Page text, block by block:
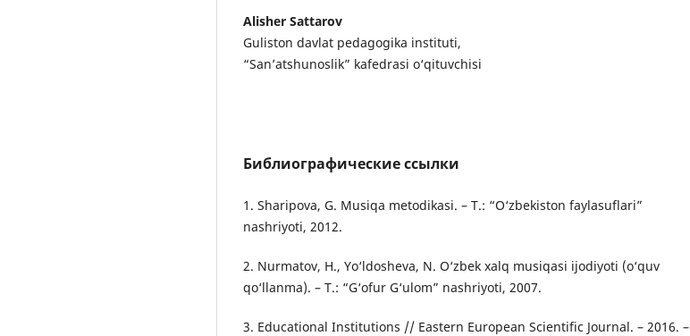
Alisher Sattarov
Guliston davlat pedagogika instituti,
“San’atshunoslik” kafedrasi o‘qituvchisi
Библиографические ссылки
1. Sharipova, G. Musiqa metodikasi. – T.: “O‘zbekiston faylasuflari”
nashriyoti, 2012.
2. Nurmatov, H., Yo‘ldosheva, N. O‘zbek xalq musiqasi ijodiyoti (o‘quv
qo‘llanma). – T.: “G‘ofur G‘ulom” nashriyoti, 2007.
3. Educational Institutions // Eastern European Scientific Journal. – 2016. –